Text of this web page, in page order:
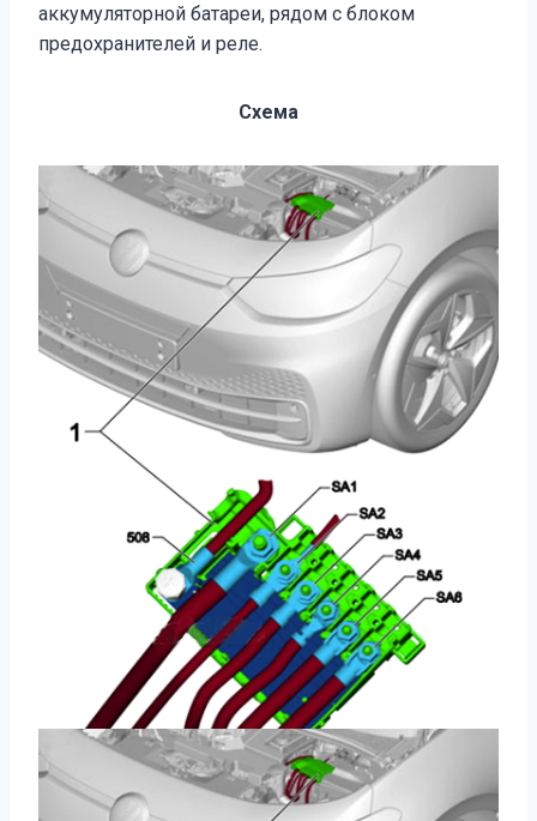
аккумуляторной батареи, рядом с блоком
предохранителей и реле.
Схема